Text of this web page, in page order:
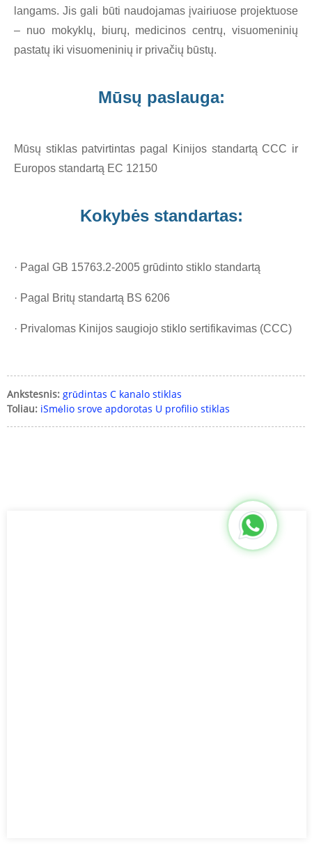
langams. Jis gali būti naudojamas įvairiuose projektuose
– nuo ​​mokyklų, biurų, medicinos centrų, visuomeninių
pastatų iki visuomeninių ir privačių būstų.
Mūsų paslauga:
Mūsų stiklas patvirtintas pagal Kinijos standartą CCC ir
Europos standartą EC 12150
Kokybės standartas:
· Pagal GB 15763.2-2005 grūdinto stiklo standartą
· Pagal Britų standartą BS 6206
· Privalomas Kinijos saugiojo stiklo sertifikavimas (CCC)
Ankstesnis: grūdintas C kanalo stiklas
Toliau: iSmėlio srove apdorotas U profilio stiklas